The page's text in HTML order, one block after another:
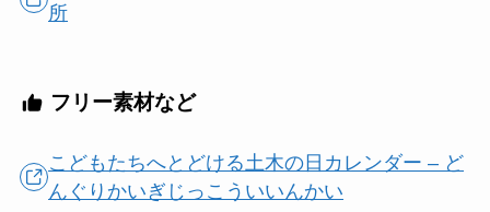
所
フリー素材など
こどもたちへとどける土木の日カレンダー – ど
んぐりかいぎじっこういいんかい